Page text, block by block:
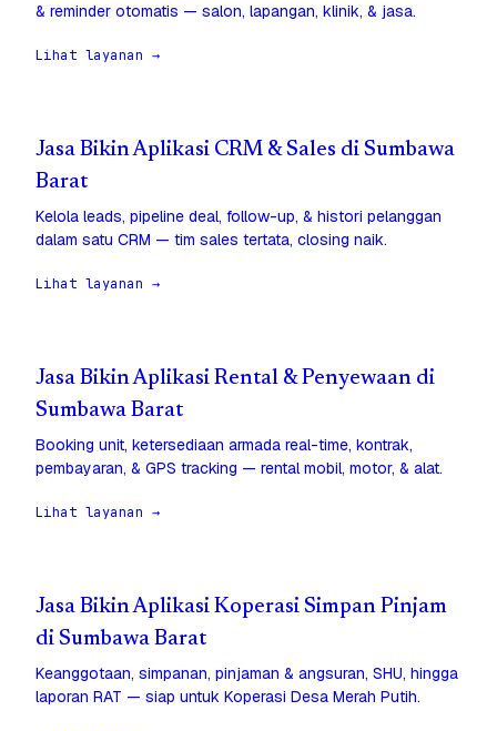
& reminder otomatis — salon, lapangan, klinik, & jasa.
Lihat layanan →
Jasa Bikin Aplikasi CRM & Sales di Sumbawa
Barat
Kelola leads, pipeline deal, follow-up, & histori pelanggan
dalam satu CRM — tim sales tertata, closing naik.
Lihat layanan →
Jasa Bikin Aplikasi Rental & Penyewaan di
Sumbawa Barat
Booking unit, ketersediaan armada real-time, kontrak,
pembayaran, & GPS tracking — rental mobil, motor, & alat.
Lihat layanan →
Jasa Bikin Aplikasi Koperasi Simpan Pinjam
di Sumbawa Barat
Keanggotaan, simpanan, pinjaman & angsuran, SHU, hingga
laporan RAT — siap untuk Koperasi Desa Merah Putih.